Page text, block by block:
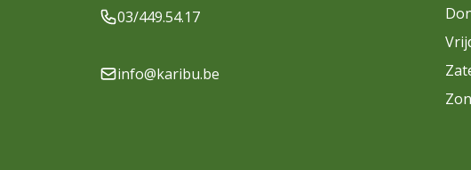
03/449.54.17
info@karibu.be